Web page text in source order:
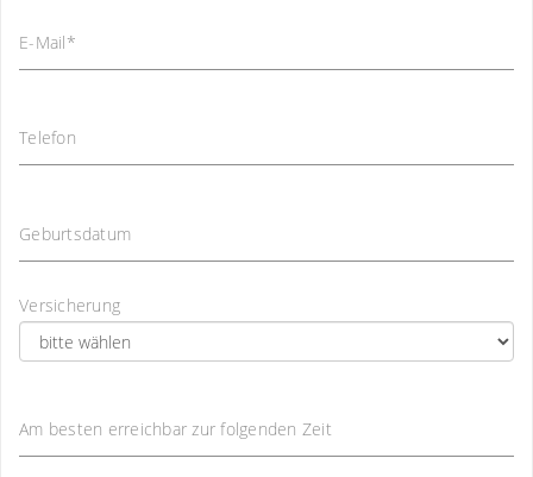
E-Mail*
Telefon
Geburtsdatum
Versicherung
Am besten erreichbar zur folgenden Zeit